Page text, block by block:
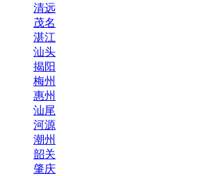
清远
茂名
湛江
汕头
揭阳
梅州
惠州
汕尾
河源
潮州
韶关
肇庆